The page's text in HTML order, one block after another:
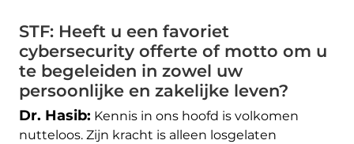
STF: Heeft u een favoriet
cybersecurity offerte of motto om u
te begeleiden in zowel uw
persoonlijke en zakelijke leven?
Dr. Hasib: Kennis in ons hoofd is volkomen
nutteloos. Zijn kracht is alleen losgelaten